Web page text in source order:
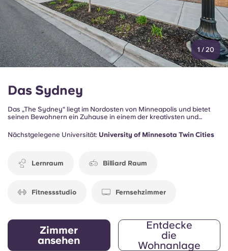
1 / 20
Das Sydney
Das „The Sydney“ liegt im Nordosten von Minneapolis und bietet
seinen Bewohnern ein Zuhause in einem der kreativsten und
Kunstgalerien, Cafés und Unterhaltungsmöglichkeiten. Die
Wohnanlage wurde speziell für Studenten und junge Berufstätige
Nächstgelegene Universität: University of Minnesota Twin Cities
Lernraum Billiard Raum
Fitnessstudio Fernsehzimmer
Zimmer
ansehen
Entdecke
die
Wohnanlage